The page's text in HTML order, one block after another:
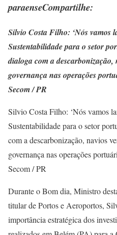
paraenseCompartilhe:
Silvio Costa Filho: ‘Nós vamos
Sustentabilidade para o setor
dialoga com a
governança nas operações
Secom / PR
Silvio Costa Filho: ‘Nós vamos
Sustentabilidade para o setor
com a descarbonização, navios
governança nas operações
Secom / PR
Durante o Bom dia, Ministro
titular de Portos e Aeroportos,
importância estratégica dos